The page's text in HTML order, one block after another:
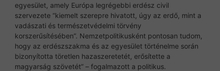
egyesület, amely Európa legrégebbi erdész civil
szervezete “kiemelt szerepre hivatott, úgy az erdő, mint a
vadászati és természetvédelmi törvény
korszerűsítésében”. Nemzetpolitikusként pontosan tudom,
hogy az erdészszakma és az egyesület történelme során
bizonyította töretlen hazaszeretetét, erősítette a
magyarság szövetét” – fogalmazott a politikus.